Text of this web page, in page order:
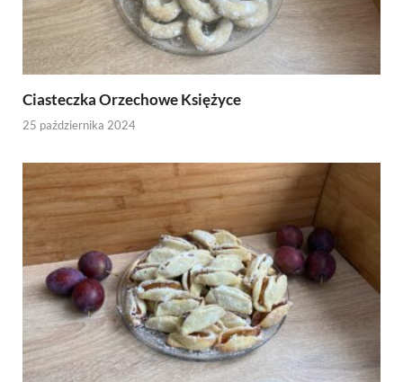
Ciasteczka Orzechowe Księżyce
25 października 2024